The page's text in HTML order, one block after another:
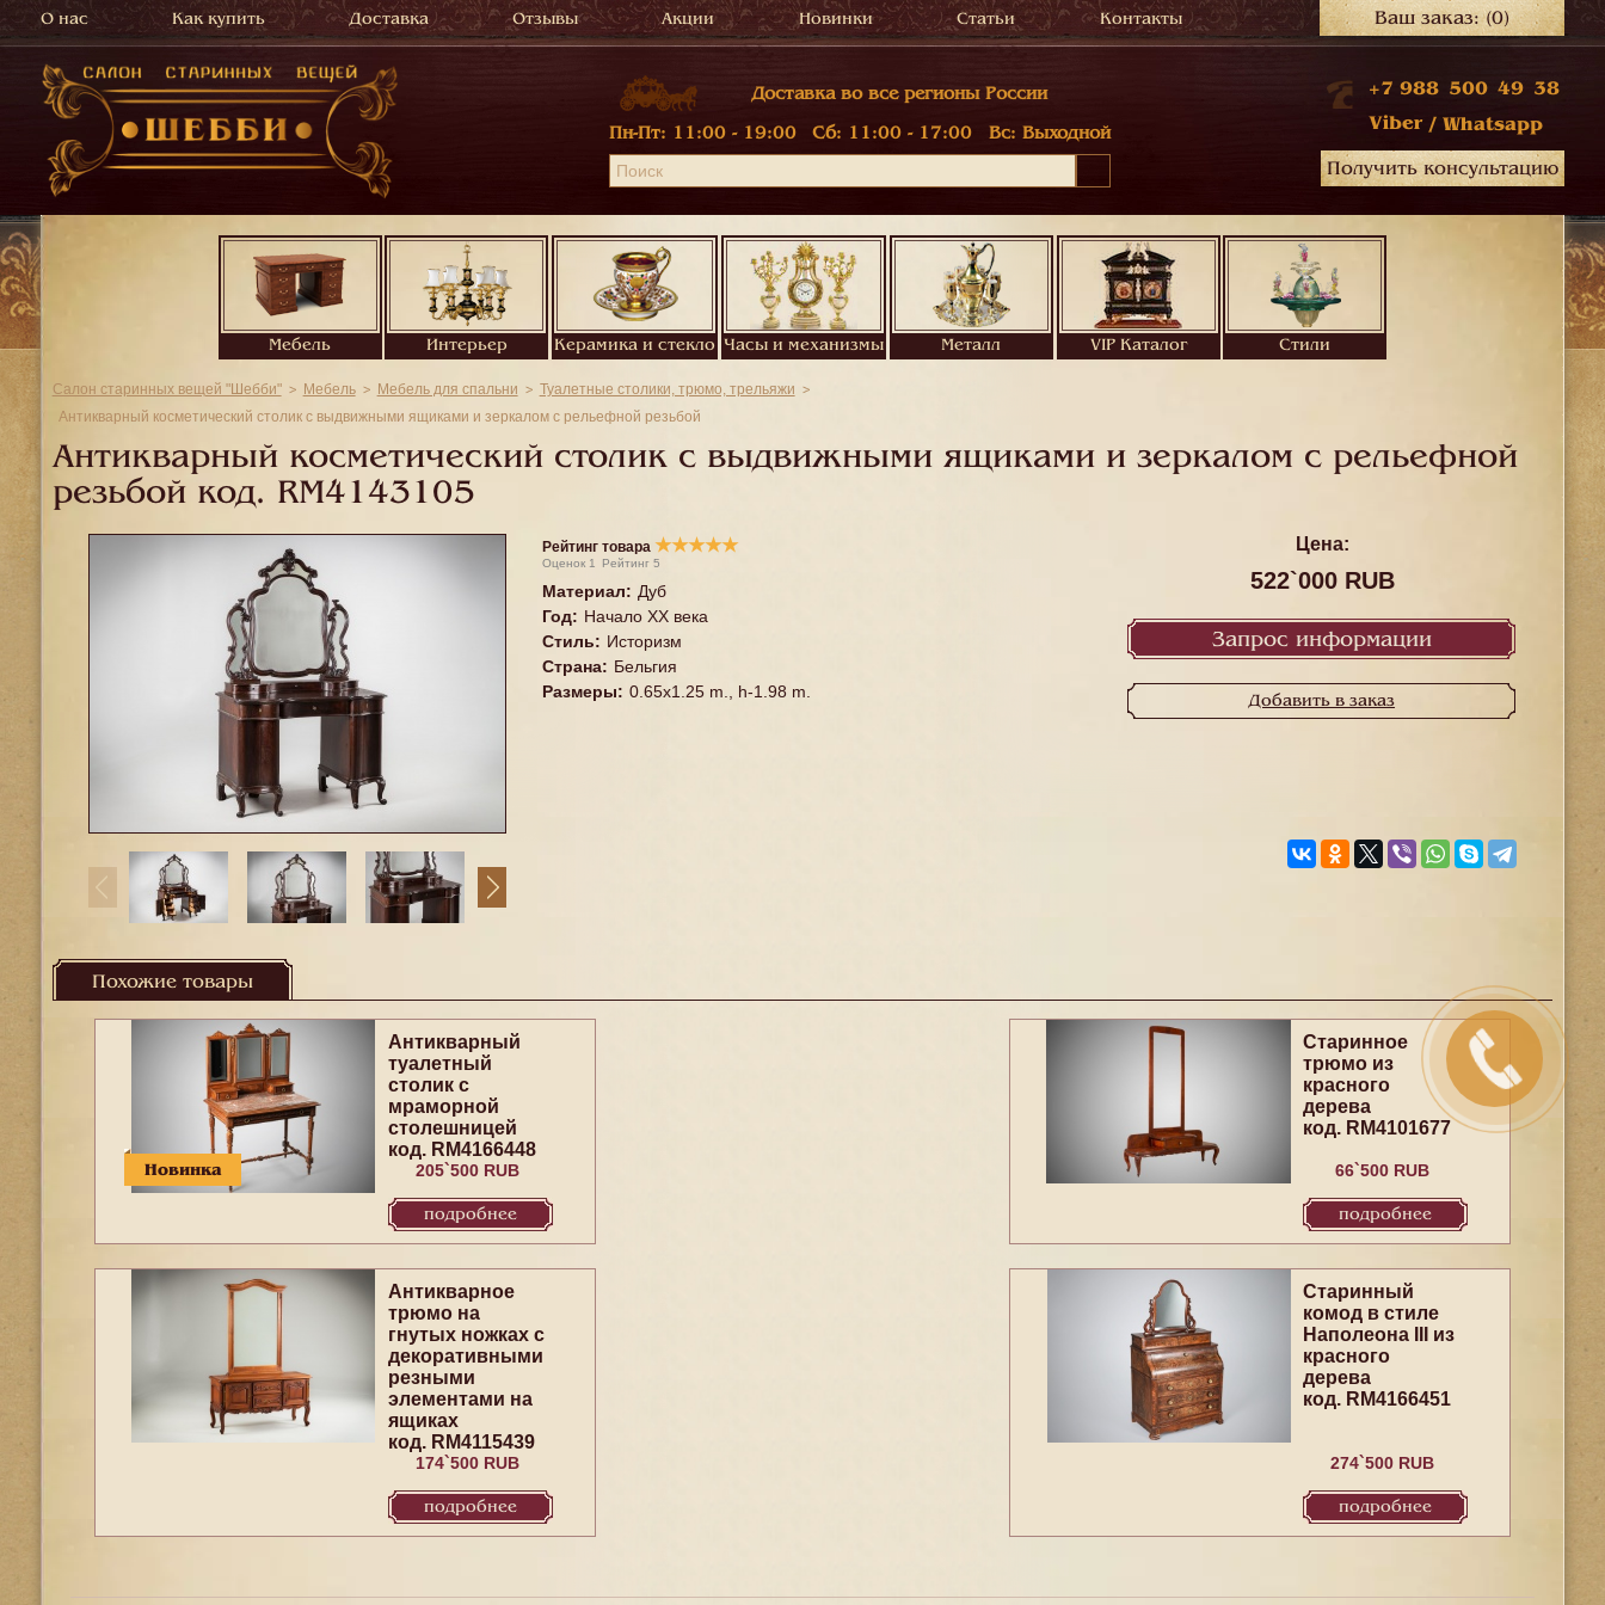
О нас Как купить Доставка Отзывы Акции Новинки Статьи Контакты Ваш заказ:(0)
Доставка во все регионы России
Пн-Пт: 11:00 - 19:00 Сб: 11:00 - 17:00 Вс: Выходной
+7 988 500 49 38
Viber / Whatsapp
Получить консультацию
Мебель Интерьер Керамика и стекло Часы и механизмы Металл VIP Каталог Стили
Салон старинных вещей "Шебби" Мебель Мебель для спальни
Туалетные столики, трюмо, трельяжи
Антикварный косметический столик с выдвижными ящиками и зеркалом с рельефной резьбой
Антикварный косметический столик с выдвижными ящиками и зеркалом с рельефной
резьбой код. RM4143105
Рейтинг товара ★★★★★
Оценок 1 Рейтинг 5
Материал: Дуб
Год: Начало XX века
Стиль: Историзм
Страна: Бельгия
Размеры: 0.65x1.25 m., h-1.98 m.
Цена:
522`000 RUB
Запрос информации
Добавить в заказ
Похожие товары
Новинка
Антикварный
туалетный
столик с
мраморной
столешницей
код. RM4166448
205`500 RUB
подробнее
Старинное
трюмо из
красного
дерева
код. RM4101677
66`500 RUB
подробнее
Антикварное
трюмо на
гнутых ножках с
декоративными
резными
элементами на
ящиках
код. RM4115439
174`500 RUB
подробнее
Старинный
комод в стиле
Наполеона III из
красного
дерева
код. RM4166451
274`500 RUB
подробнее